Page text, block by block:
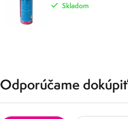
Skladom
Odporúčame dokúpiť